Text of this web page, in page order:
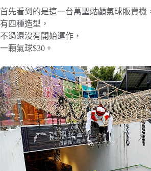
首先看到的是這一台萬聖骷顱氣球販賣機
有四種造型，
不過還沒有開始運作，
一顆氣球$30。